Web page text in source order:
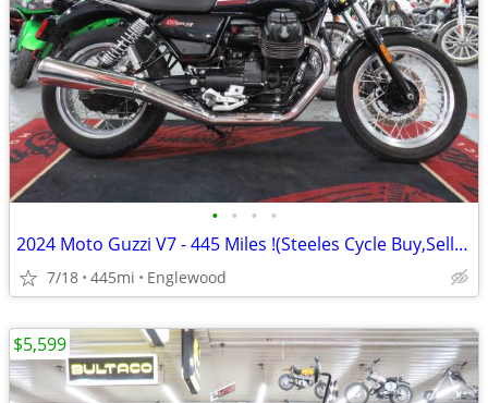
• • • •
2024 Moto Guzzi V7 - 445 Miles !(Steeles Cycle Buy,Sell,Trade,Consign)
7/18 445mi Englewood
$5,599